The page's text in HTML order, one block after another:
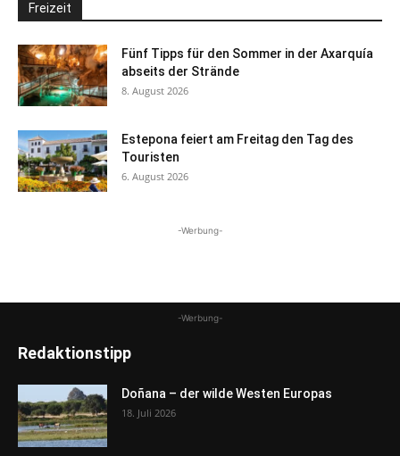
Freizeit
Fünf Tipps für den Sommer in der Axarquía
abseits der Strände
8. August 2026
Estepona feiert am Freitag den Tag des
Touristen
6. August 2026
-Werbung-
-Werbung-
Redaktionstipp
Doñana – der wilde Westen Europas
18. Juli 2026